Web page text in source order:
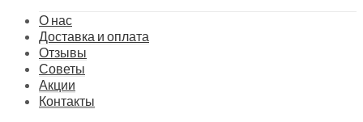
О нас
Доставка и оплата
Отзывы
Советы
Акции
Контакты